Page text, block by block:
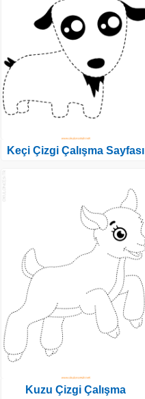
Keçi Çizgi Çalışma Sayfası
Kuzu Çizgi Çalışma